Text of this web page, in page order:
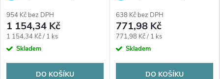
poniklovaný
954 Kč bez DPH
1 154,34 Kč
Měrná
cena:
1 154,34 Kč / 1 ks
Skladem
DO KOŠÍKU
poniklovaný
638 Kč bez DPH
771,98 Kč
Měrná
cena:
771,98 Kč / 1 ks
Skladem
DO KOŠÍKU